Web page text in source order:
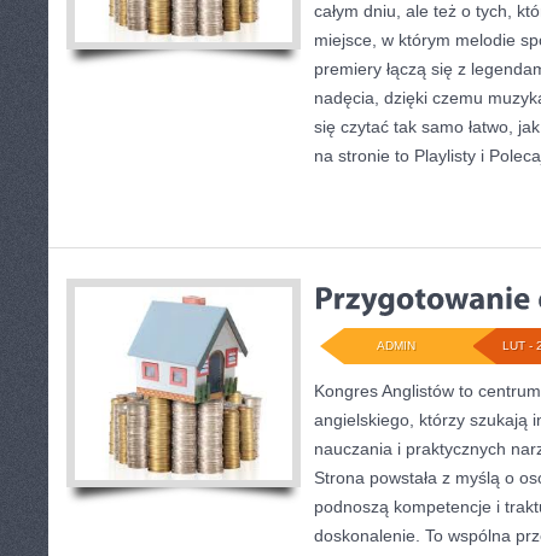
całym dniu, ale też o tych,
miejsce, w którym melodie
premiery łączą się z
nadęcia, dzięki czemu
się czytać tak samo łatwo,
na stronie to Playlisty i
LUT -
ADMIN
Kongres Anglistów to
angielskiego, którzy szukają
nauczania i praktycznych
Strona powstała z myślą o
podnoszą kompetencje i
doskonalenie. To wspólna